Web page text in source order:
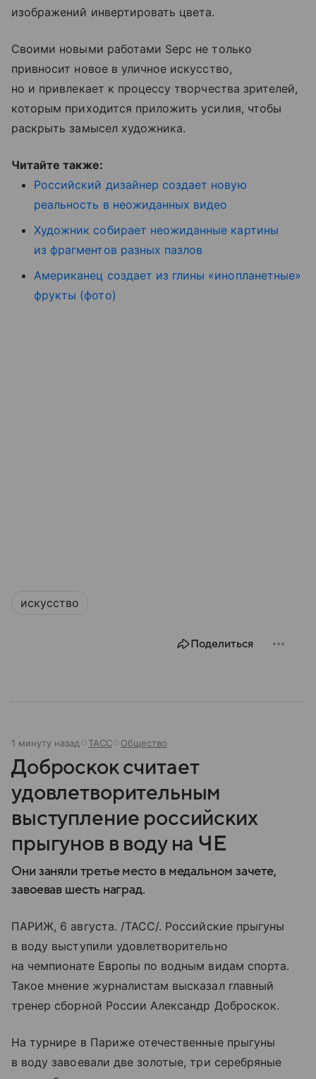
изображений инвертировать цвета.
Своими новыми работами Sepc не только
привносит новое в уличное искусство,
но и привлекает к процессу творчества зрителей,
которым приходится приложить усилия, чтобы
раскрыть замысел художника.
Читайте также:
Российский дизайнер создает новую
реальность в неожиданных видео
Художник собирает неожиданные картины
из фрагментов разных пазлов
Американец создает из глины «инопланетные»
фрукты (фото)
искусство
Поделиться
1 минуту назад ТАСС Общество
Доброскок считает
удовлетворительным
выступление российских
прыгунов в воду на ЧЕ
Они заняли третье место в медальном зачете,
завоевав шесть наград.
ПАРИЖ, 6 августа. /ТАСС/. Российские прыгуны
в воду выступили удовлетворительно
на чемпионате Европы по водным видам спорта.
Такое мнение журналистам высказал главный
тренер сборной России Александр Доброскок.
На турнире в Париже отечественные прыгуны
в воду завоевали две золотые, три серебряные